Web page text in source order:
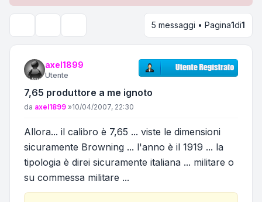
5 messaggi • Pagina1di1
axel1899
Utente
7,65 produttore a me ignoto
Messaggio
da axel1899 »10/04/2007, 22:30
Allora... il calibro è 7,65 ... viste le dimensioni
sicuramente Browning ... l'anno è il 1919 ... la
tipologia è direi sicuramente italiana ... militare o
su commessa militare ...